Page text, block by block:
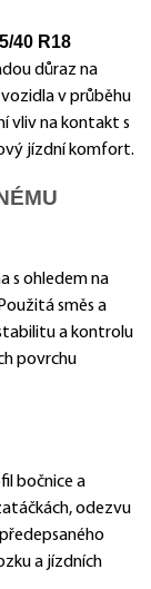
40 R18
důraz na
v průběhu
vliv na kontakt s
jízdní komfort.
s ohledem na
směs a
a kontrolu
povrchu
bočnice a
odezvu
a jízdních